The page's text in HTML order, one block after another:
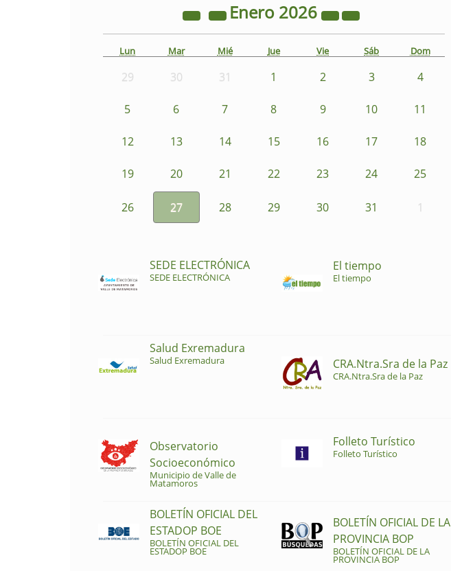
Enero 2026
Lun Mar Mié Jue Vie Sáb Dom
29 30 31 1 2 3 4
5 6 7 8 9 10 11
12 13 14 15 16 17 18
19 20 21 22 23 24 25
26 27 28 29 30 31 1
SEDE ELECTRÓNICA
SEDE ELECTRÓNICA
El tiempo
El tiempo
Salud Exremadura
Salud Exremadura CRA.Ntra.Sra de la Paz
CRA.Ntra.Sra de la Paz
Observatorio
Socioeconómico
Municipio de Valle de
Matamoros
Folleto Turístico
Folleto Turístico
BOLETÍN OFICIAL DEL
ESTADOP BOE
BOLETÍN OFICIAL DEL
ESTADOP BOE
BOLETÍN OFICIAL DE LA
PROVINCIA BOP
BOLETÍN OFICIAL DE LA
PROVINCIA BOP